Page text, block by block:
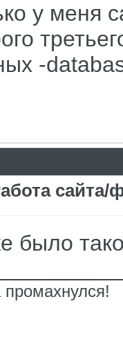
у меня
-
сайта/
было
промахнулся!